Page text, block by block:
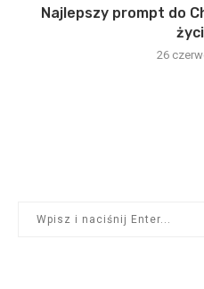
Najlepszy prompt do
26